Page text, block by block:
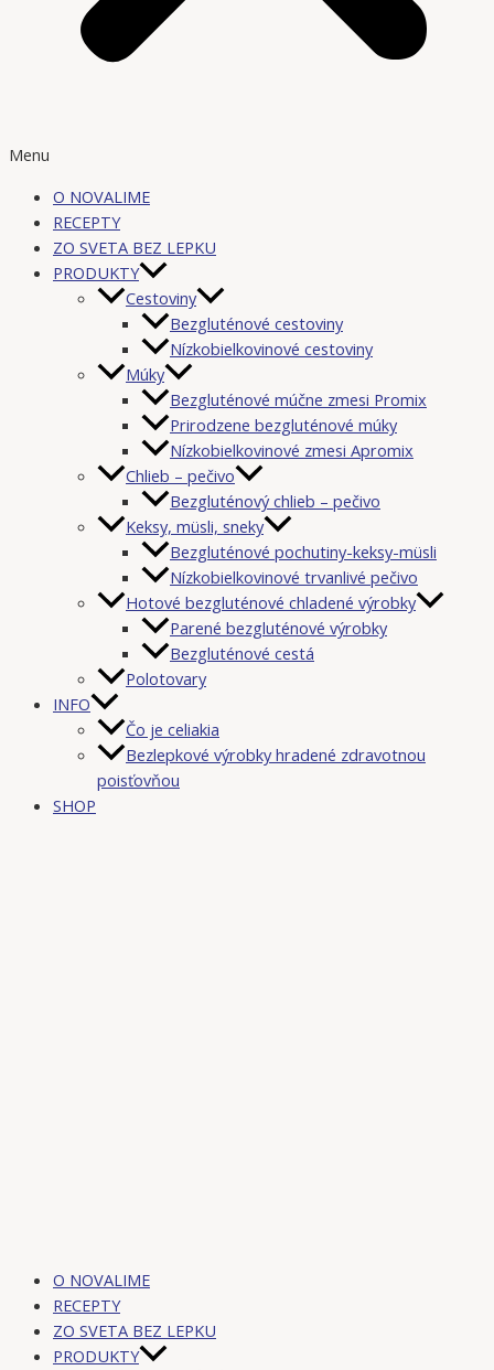
Menu
O NOVALIME
RECEPTY
ZO SVETA BEZ LEPKU
PRODUKTY
Cestoviny
Bezgluténové cestoviny
Nízkobielkovinové cestoviny
Múky
Bezgluténové múčne zmesi Promix
Prirodzene bezgluténové múky
Nízkobielkovinové zmesi Apromix
Chlieb – pečivo
Bezgluténový chlieb – pečivo
Keksy, müsli, sneky
Bezgluténové pochutiny-keksy-müsli
Nízkobielkovinové trvanlivé pečivo
Hotové bezgluténové chladené výrobky
Parené bezgluténové výrobky
Bezgluténové cestá
Polotovary
INFO
Čo je celiakia
Bezlepkové výrobky hradené zdravotnou
poisťovňou
SHOP
O NOVALIME
RECEPTY
ZO SVETA BEZ LEPKU
PRODUKTY